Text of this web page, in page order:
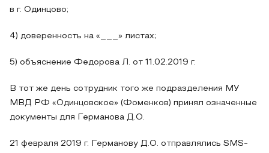
в г. Одинцово;
4) доверенность на «___» листах;
5) объяснение Федорова Л. от 11.02.2019 г.
В тот же день сотрудник того же подразделения МУ
МВД РФ «Одинцовское» (Фоменков) принял означенные
документы для Германова Д.О.
21 февраля 2019 г. Германову Д.О. отправлялись SMS-